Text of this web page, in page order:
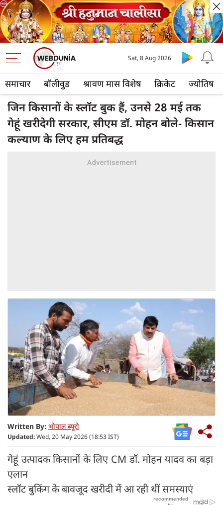
समाचार बॉलीवुड श्रावण मास विशेष क्रिकेट ज्योतिष
Sat, 8 Aug 2026
जिन किसानों के स्लॉट बुक हैं, उनसे 28 मई तक
गेहूं खरीदेगी सरकार, सीएम डॉ. मोहन बोले- किसान
कल्याण के लिए हम प्रतिबद्ध
Written By: भोपाल ब्यूरो
Updated:Wed, 20 May 2026 (18:53 IST)
गेहूं उत्पादक किसानों के लिए CM डॉ. मोहन यादव का बड़ा
एलान
स्लॉट बुकिंग के बावजूद खरीदी में आ रही थीं समस्याएं